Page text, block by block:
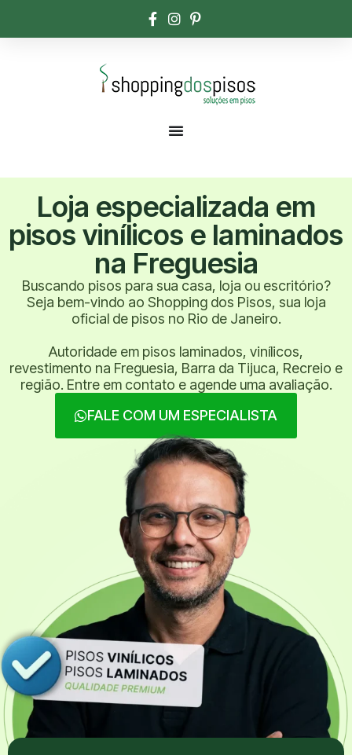
Loja especializada em
pisos vinílicos e laminados
na Freguesia
Buscando pisos para sua casa, loja ou escritório?
Seja bem-vindo ao Shopping dos Pisos, sua loja
oficial de pisos no Rio de Janeiro.
Autoridade em pisos laminados, vinílicos,
revestimento na Freguesia, Barra da Tijuca, Recreio e
região. Entre em contato e agende uma avaliação.
FALE COM UM ESPECIALISTA